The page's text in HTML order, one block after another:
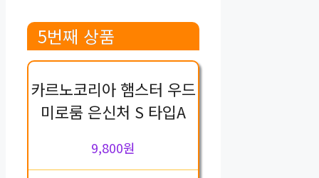
5번째 상품
카르노코리아 햄스터 우드
미로룸 은신처 S 타입A
9,800원